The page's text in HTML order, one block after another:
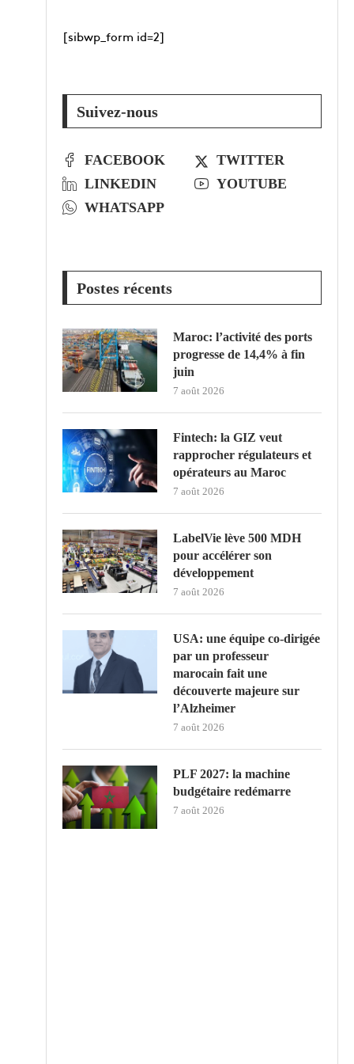
[sibwp_form id=2]
Suivez-nous
FACEBOOK
TWITTER
LINKEDIN
YOUTUBE
WHATSAPP
Postes récents
Maroc: l’activité des ports
progresse de 14,4% à fin
juin
7 août 2026
Fintech: la GIZ veut
rapprocher régulateurs et
opérateurs au Maroc
7 août 2026
LabelVie lève 500 MDH
pour accélérer son
développement
7 août 2026
USA: une équipe co-dirigée
par un professeur
marocain fait une
découverte majeure sur
l’Alzheimer
7 août 2026
PLF 2027: la machine
budgétaire redémarre
7 août 2026